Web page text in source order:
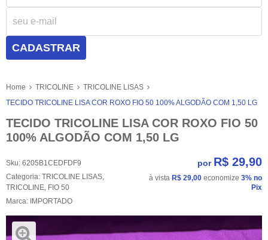
CADASTRAR
Home TRICOLINE
TRICOLINE LISAS
TECIDO TRICOLINE LISA COR ROXO FIO 50 100% ALGODÃO COM 1,50 LG
TECIDO TRICOLINE LISA COR ROXO FIO 50
100% ALGODÃO COM 1,50 LG
Sku: 6205B1CEDFDF9
Categoria: TRICOLINE LISAS,
TRICOLINE, FIO 50
Marca: IMPORTADO
por R$ 29,90
à vista R$ 29,00 economize 3% no
Pix